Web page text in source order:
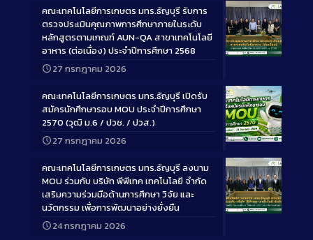
Long
คณะเทคโนโลยีการเกษตร มทร.ธัญบุรี รับการ
ตรวจประเมินคุณภาพการศึกษาภายในระดับ
หลักสูตรตามเกณฑ์ AUN-QA สาขาเทคโนโลยี
อาหาร (ต่อเนื่อง) ประจำปีการศึกษา 2568
27 กรกฎาคม 2026
Long
Description
คณะเทคโนโลยีการเกษตร มทร.ธัญบุรี เปิดรับ
สมัครนักศึกษารอบ MOU ประจำปีการศึกษา
2570 (วุฒิ ม.6 / ปวช. / ปวส.)
27 กรกฎาคม 2026
Long
คณะเทคโนโลยีการเกษตร มทร.ธัญบุรี ลงนาม
MOU ร่วมกับ บริษัท พีพีเทค เทคโนโลยี จำกัด
เสริมความร่วมมือด้านการศึกษา วิจัย และ
นวัตกรรม เพื่อการพัฒนาอย่างยั่งยืน
24 กรกฎาคม 2026